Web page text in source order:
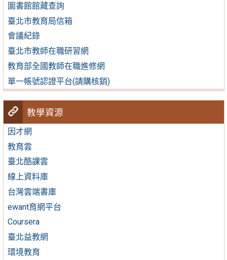
圖書館館藏查詢
臺北市教育局信箱
會議紀錄
臺北市教師在職研習網
教育部全國教師在職進修網
單一帳號認證平台(請購核銷)
教學資源
因才網
教育雲
臺北酷課雲
線上資料庫
台灣雲端書庫
ewant育網平台
Coursera
臺北益教網
環境教育